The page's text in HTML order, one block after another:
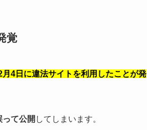
覚
月4日に違法サイトを利用したことが発
て公開 してしまいます。